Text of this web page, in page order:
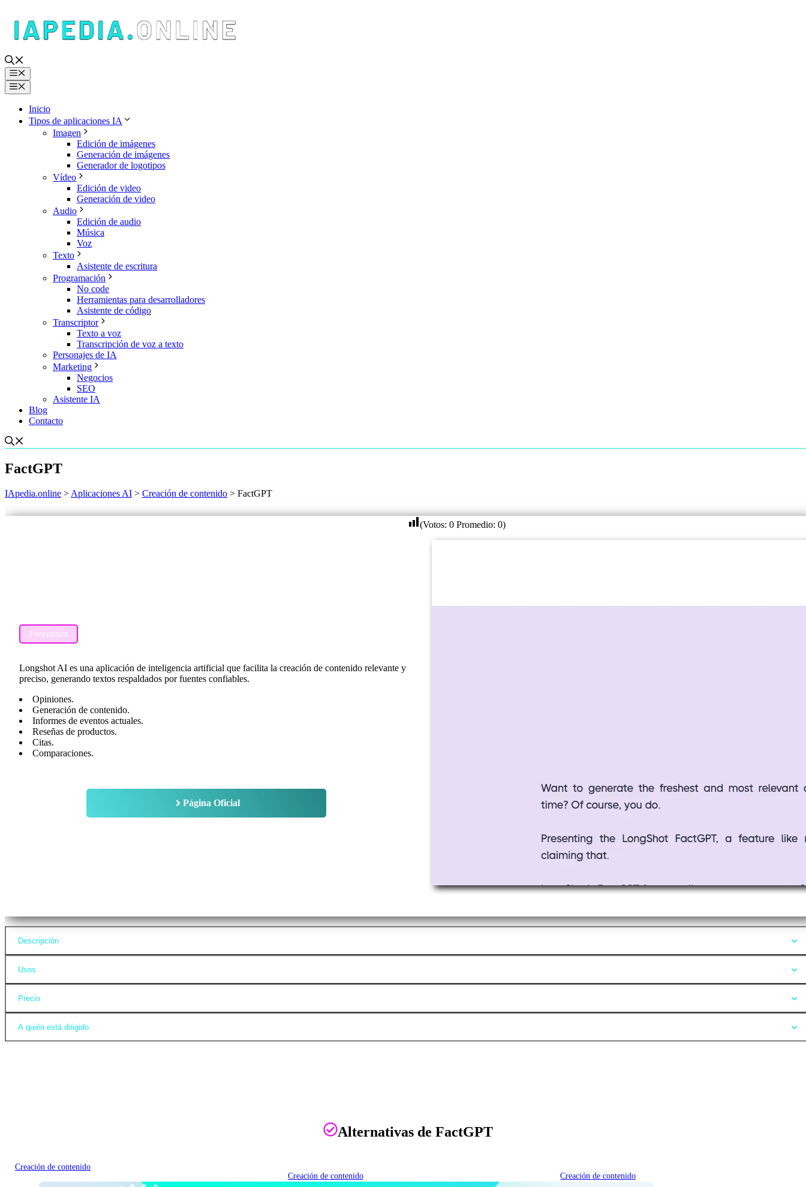
contenido
Menú
Menú
Inicio
Tipos de aplicaciones IA
Imagen
Edición de imágenes
Generación de imágenes
Generador de logotipos
Vídeo
Edición de video
Generación de video
Audio
Edición de audio
Música
Voz
Texto
Asistente de escritura
Programación
No code
Herramientas para desarrolladores
Asistente de código
Transcriptor
Texto a voz
Transcripción de voz a texto
Personajes de IA
Marketing
Negocios
SEO
Asistente IA
Blog
Contacto
FactGPT
IApedia.online >Aplicaciones AI > Creación de contenido > FactGPT
Freemium
Longshot AI es una aplicación de inteligencia artificial que facilita la creación de contenido relevante y
preciso, generando textos respaldados por fuentes confiables.
Opiniones.
Generación de contenido.
Informes de eventos actuales.
Reseñas de productos.
Citas.
Comparaciones.
Página Oficial
(Votos: 0 Promedio: 0)
Descripción
Usos
Precio
A quién está dirigido
Alternativas de FactGPT
Creación de contenido
Creación de contenido Creación de contenido